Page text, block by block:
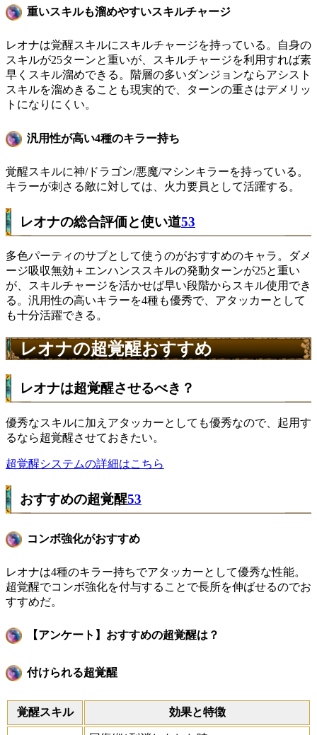
重いスキルも溜めやすいスキルチャージ
レオナは覚醒スキルにスキルチャージを持っている。自身の
スキルが25ターンと重いが、スキルチャージを利用すれば素
早くスキル溜めできる。階層の多いダンジョンならアシスト
スキルを溜めきることも現実的で、ターンの重さはデメリッ
トになりにくい。
汎用性が高い4種のキラー持ち
覚醒スキルに神/ドラゴン/悪魔/マシンキラーを持っている。
キラーが刺さる敵に対しては、火力要員として活躍する。
レオナの総合評価と使い道53
多色パーティのサブとして使うのがおすすめのキャラ。ダメ
ージ吸収無効＋エンハンススキルの発動ターンが25と重い
が、スキルチャージを活かせば早い段階からスキル使用でき
る。汎用性の高いキラーを4種も優秀で、アタッカーとして
も十分活躍できる。
レオナの超覚醒おすすめ
レオナは超覚醒させるべき？
優秀なスキルに加えアタッカーとしても優秀なので、起用す
るなら超覚醒させておきたい。
超覚醒システムの詳細はこちら
おすすめの超覚醒53
コンボ強化がおすすめ
レオナは4種のキラー持ちでアタッカーとして優秀な性能。
超覚醒でコンボ強化を付与することで長所を伸ばせるのでお
すすめだ。
【アンケート】おすすめの超覚醒は？
付けられる超覚醒
覚醒スキル 効果と特徴